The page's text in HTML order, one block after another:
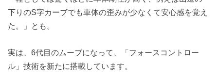
下りのS字カーブでも車体の歪みが少なくて安心感を覚え
た。」とも。
実は、6代目のムーブになって、「フォースコントロー
ル」技術を新たに搭載しています。